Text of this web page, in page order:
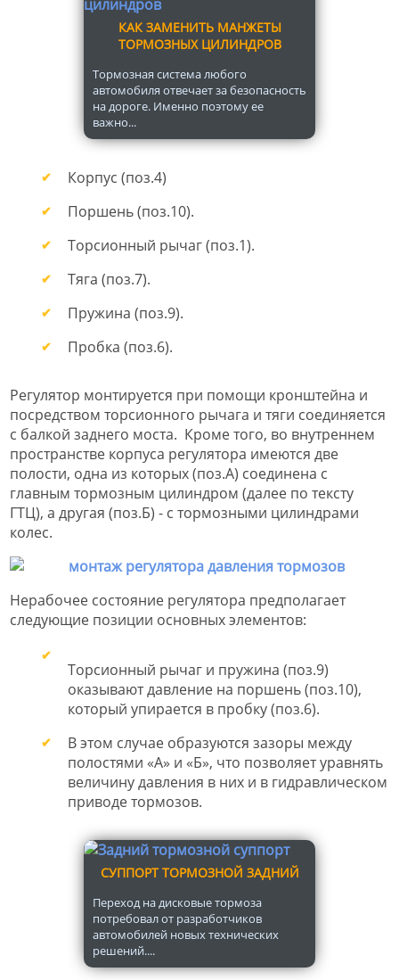
КАК ЗАМЕНИТЬ МАНЖЕТЫ
ТОРМОЗНЫХ ЦИЛИНДРОВ
Тормозная система любого
автомобиля отвечает за безопасность
на дороге. Именно поэтому ее
важно...
Корпус (поз.4)
Поршень (поз.10).
Торсионный рычаг (поз.1).
Тяга (поз.7).
Пружина (поз.9).
Пробка (поз.6).
Регулятор монтируется при помощи кронштейна и
посредством торсионного рычага и тяги соединяется
с балкой заднего моста. Кроме того, во внутреннем
пространстве корпуса регулятора имеются две
полости, одна из которых (поз.А) соединена с
главным тормозным цилиндром (далее по тексту
ГТЦ), а другая (поз.Б) - с тормозными цилиндрами
колес.
Нерабочее состояние регулятора предполагает
следующие позиции основных элементов:
Торсионный рычаг и пружина (поз.9)
оказывают давление на поршень (поз.10),
который упирается в пробку (поз.6).
В этом случае образуются зазоры между
полостями «А» и «Б», что позволяет уравнять
величину давления в них и в гидравлическом
приводе тормозов.
CУППОРТ ТОРМОЗНОЙ ЗАДНИЙ
Переход на дисковые тормоза
потребовал от разработчиков
автомобилей новых технических
решений....